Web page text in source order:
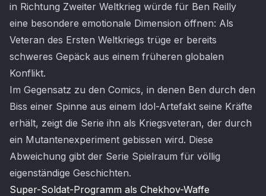
in Richtung Zweiter Weltkrieg würde für Ben Reilly
eine besondere emotionale Dimension öffnen: Als
Veteran des Ersten Weltkriegs trüge er bereits
schweres Gepäck aus einem früheren globalen
Konflikt.
Im Gegensatz zu den Comics, in denen Ben durch den
Biss einer Spinne aus einem Idol-Artefakt seine Kräfte
erhält, zeigt die Serie ihn als Kriegsveteran, der durch
ein Mutantenexperiment gebissen wird. Diese
Abweichung gibt der Serie Spielraum für völlig
eigenständige Geschichten.
Super-Soldat-Programm als Chekhov-Waffe